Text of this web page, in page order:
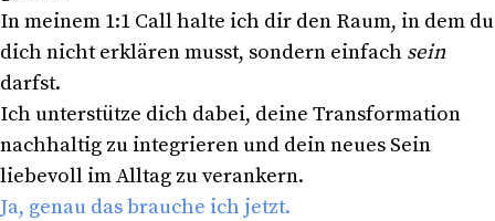
In meinem 1:1 Call halte ich dir den Raum, in dem du
dich nicht erklären musst, sondern einfach sein
darfst.
Ich unterstütze dich dabei, deine Transformation
nachhaltig zu integrieren und dein neues Sein
liebevoll im Alltag zu verankern.
Ja, genau das brauche ich jetzt.